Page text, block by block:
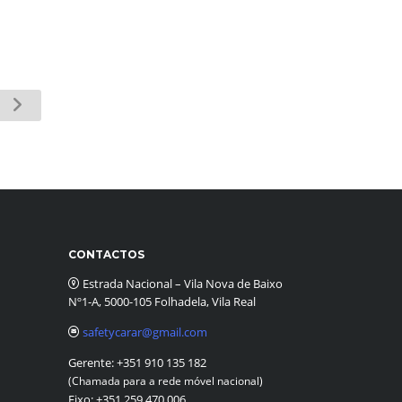
CONTACTOS
Estrada Nacional – Vila Nova de Baixo
Nº1-A, 5000-105 Folhadela, Vila Real
safetycarar@gmail.com
Gerente:+351 910 135 182
(Chamada para a rede móvel nacional)